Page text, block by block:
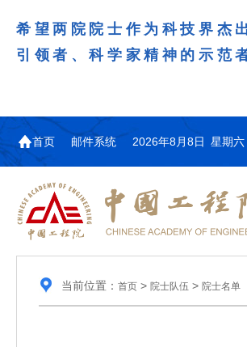
希望两院院士作为科技界杰
引领者、科学家精神的示范
首页 邮件系统 2026年8月8日 星期六
当前位置： 首页> 院士队伍 > 院士名单